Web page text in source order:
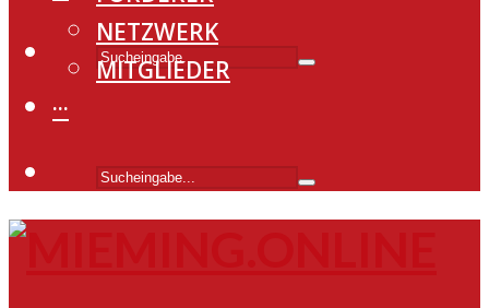
NETZWERK
MITGLIEDER
···